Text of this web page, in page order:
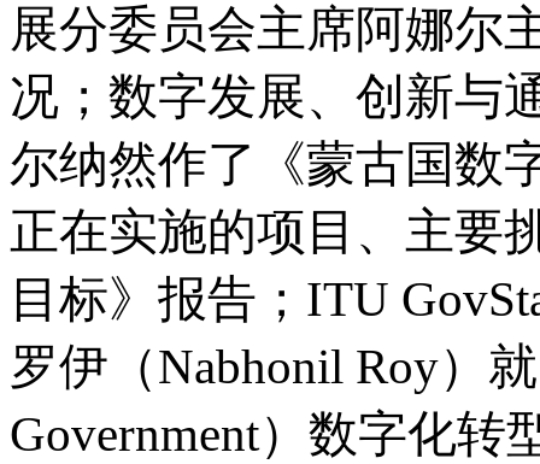
展分委员会主席阿娜尔
况；数字发展、创新与
尔纳然作了《蒙古国数
正在实施的项目、主要
目标》报告； ITU
罗伊（Nabhonil Roy）
Government）数字化转